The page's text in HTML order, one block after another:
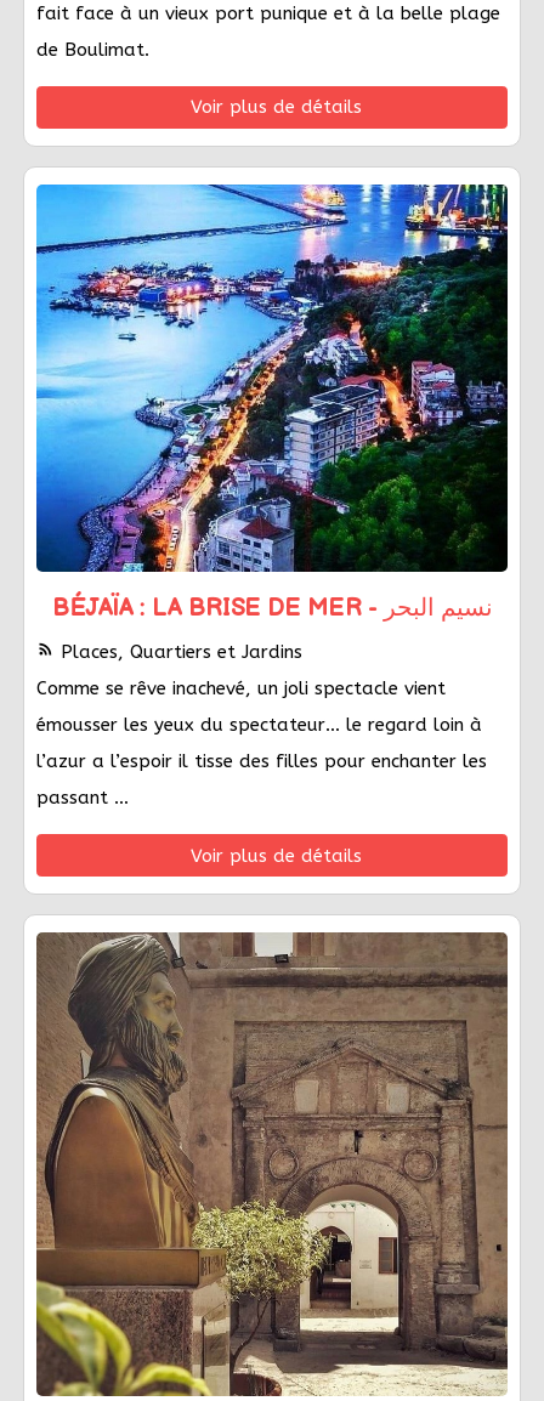
fait face à un vieux port punique et à la belle plage
de Boulimat.
Voir plus de détails
BÉJAÏA : LA BRISE DE MER - نسيم البحر
rss_feed Places, Quartiers et Jardins
Comme se rêve inachevé, un joli spectacle vient
émousser les yeux du spectateur… le regard loin à
l’azur a l’espoir il tisse des filles pour enchanter les
passant …
Voir plus de détails